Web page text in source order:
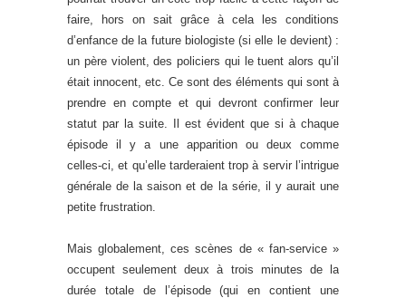
faire, hors on sait grâce à cela les conditions
d’enfance de la future biologiste (si elle le devient) :
un père violent, des policiers qui le tuent alors qu’il
était innocent, etc. Ce sont des éléments qui sont à
prendre en compte et qui devront confirmer leur
statut par la suite. Il est évident que si à chaque
épisode il y a une apparition ou deux comme
celles-ci, et qu’elle tarderaient trop à servir l’intrigue
générale de la saison et de la série, il y aurait une
petite frustration.
Mais globalement, ces scènes de « fan-service »
occupent seulement deux à trois minutes de la
durée totale de l’épisode (qui en contient une